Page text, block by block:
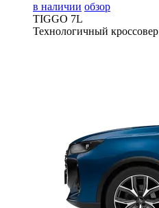
в наличии обзор
TIGGO 7L
Технологичный кроссовер